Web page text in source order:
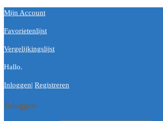
Mijn Account
Favorietenlijst
Vergelijkingslijst
Hallo.
Inloggen| Registreren
Inloggen